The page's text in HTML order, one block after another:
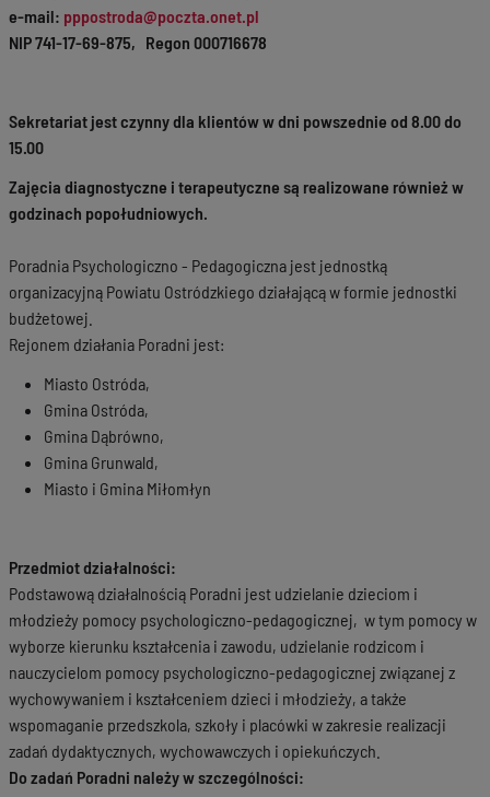
e-mail: pppostroda@poczta.onet.pl
NIP 741-17-69-875, Regon 000716678
Sekretariat jest czynny dla klientów w dni powszednie od 8.00 do
15.00
Zajęcia diagnostyczne i terapeutyczne są realizowane również w
godzinach popołudniowych.
Poradnia Psychologiczno - Pedagogiczna jest jednostką
organizacyjną Powiatu Ostródzkiego działającą w formie jednostki
budżetowej.
Rejonem działania Poradni jest:
Miasto Ostróda,
Gmina Ostróda,
Gmina Dąbrówno,
Gmina Grunwald,
Miasto i Gmina Miłomłyn
Przedmiot działalności:
Podstawową działalnością Poradni jest udzielanie dzieciom i
młodzieży pomocy psychologiczno-pedagogicznej, w tym pomocy w
wyborze kierunku kształcenia i zawodu, udzielanie rodzicom i
nauczycielom pomocy psychologiczno-pedagogicznej związanej z
wychowywaniem i kształceniem dzieci i młodzieży, a także
wspomaganie przedszkola, szkoły i placówki w zakresie realizacji
zadań dydaktycznych, wychowawczych i opiekuńczych.
Do zadań Poradni należy w szczególności: